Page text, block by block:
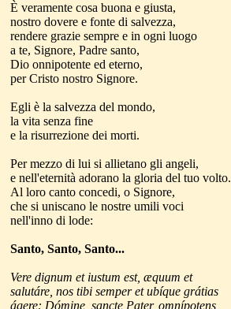
È veramente cosa buona e giusta,
nostro dovere e fonte di salvezza,
rendere grazie sempre e in ogni luogo
a te, Signore, Padre santo,
Dio onnipotente ed eterno,
per Cristo nostro Signore.
Egli è la salvezza del mondo,
la vita senza fine
e la risurrezione dei morti.
Per mezzo di lui si allietano gli angeli,
e nell'eternità adorano la gloria del tuo volto.
Al loro canto concedi, o Signore,
che si uniscano le nostre umili voci
nell'inno di lode:
Santo, Santo, Santo...
Vere dignum et iustum est, æquum et
salutáre, nos tibi semper et ubíque grátias
ágere: Dómine, sancte Pater, omnípotens